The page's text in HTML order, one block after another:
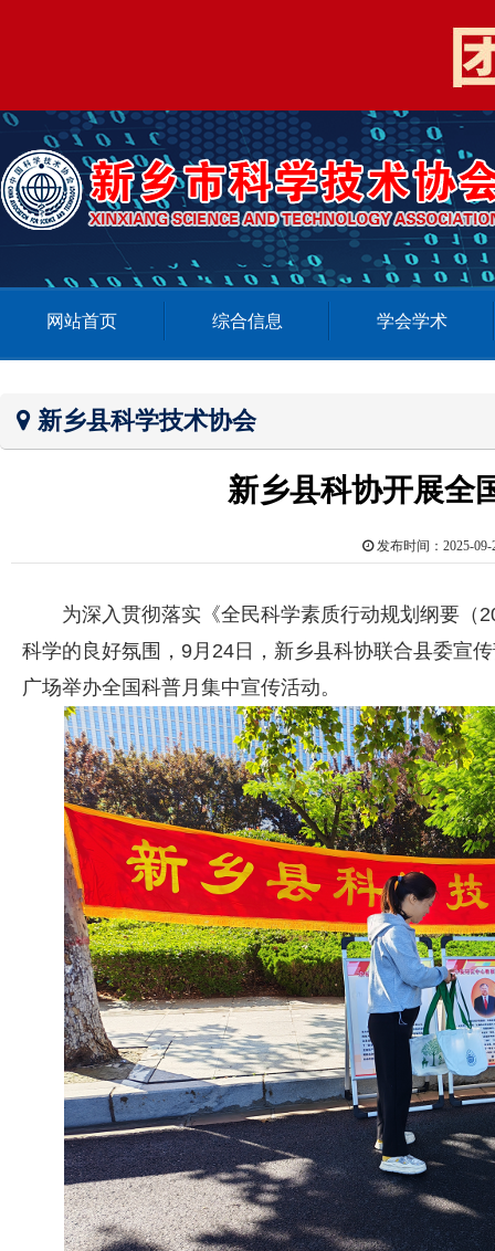
网站首页 综合信息 学会学术
新乡县科学技术协会
新乡县科协开展全
发布时间：2025-
为深入贯彻落实《全民科学素质行动规划纲要（
科学的良好氛围，9月24日，新乡县科协联合县委宣
广场举办全国科普月集中宣传活动。